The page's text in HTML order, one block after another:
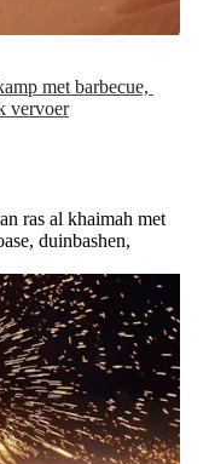
met barbecue,
vervoer
ras al khaimah met
duinbashen,